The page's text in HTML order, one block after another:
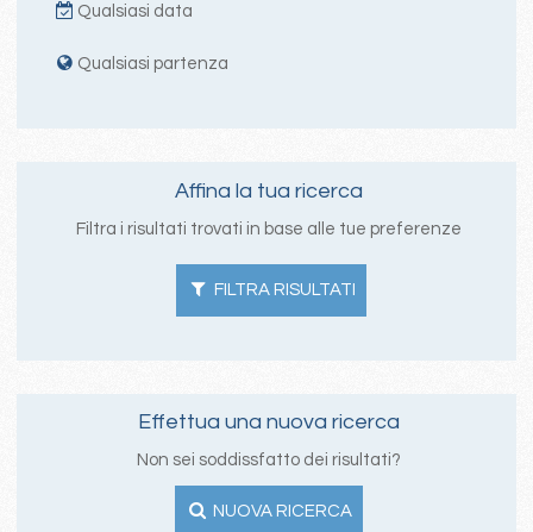
Qualsiasi data
Qualsiasi partenza
Affina la tua ricerca
Filtra i risultati trovati in base alle tue preferenze
FILTRA RISULTATI
Effettua una nuova ricerca
Non sei soddissfatto dei risultati?
NUOVA RICERCA